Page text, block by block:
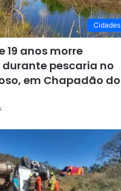
Cidades
19 anos morre
pescaria no
em Chapadão do